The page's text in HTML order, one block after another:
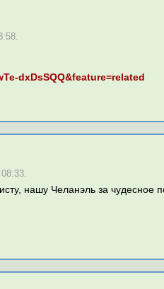
dxDsSQQ&feature=related
нашу Челанэль за